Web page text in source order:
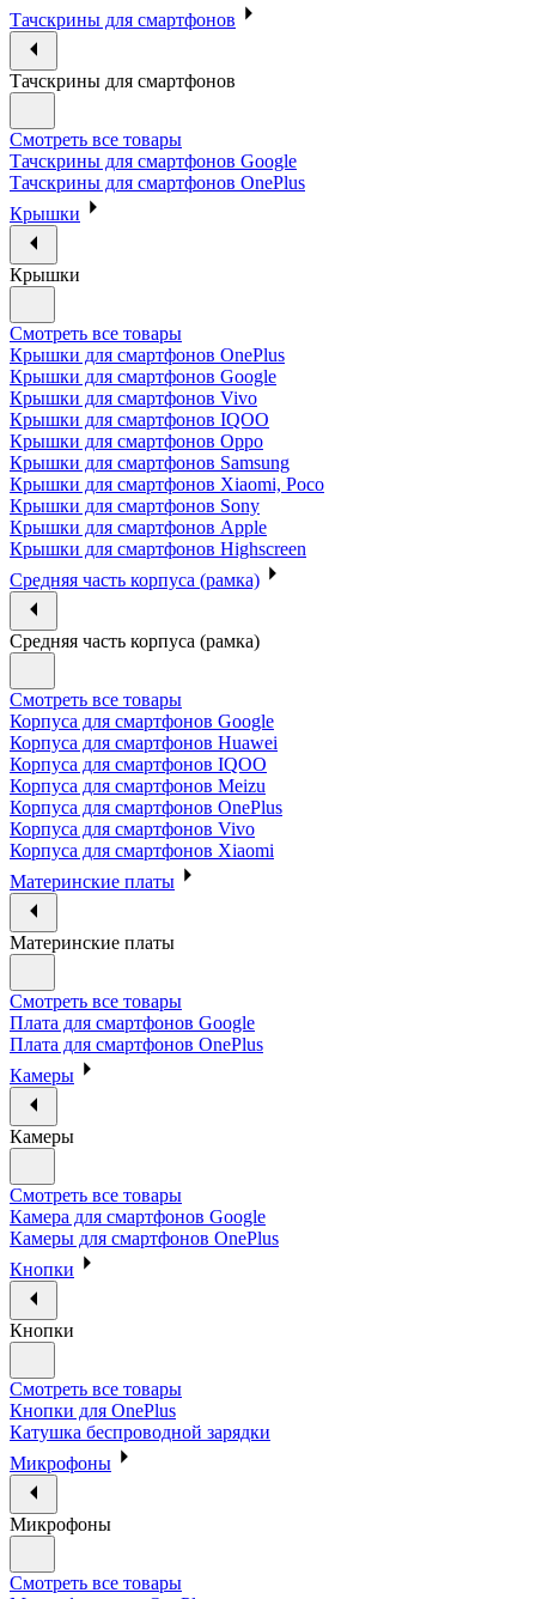
Тачскрины для смартфонов
Тачскрины для смартфонов
Смотреть все товары
Тачскрины для смартфонов Google
Тачскрины для смартфонов OnePlus
Крышки
Крышки
Смотреть все товары
Крышки для смартфонов OnePlus
Крышки для смартфонов Google
Крышки для смартфонов Vivo
Крышки для смартфонов IQOO
Крышки для смартфонов Oppo
Крышки для смартфонов Samsung
Крышки для смартфонов Xiaomi, Poco
Крышки для смартфонов Sony
Крышки для смартфонов Apple
Крышки для смартфонов Highscreen
Средняя часть корпуса (рамка)
Средняя часть корпуса (рамка)
Смотреть все товары
Корпуса для смартфонов Google
Корпуса для смартфонов Huawei
Корпуса для смартфонов IQOO
Корпуса для смартфонов Meizu
Корпуса для смартфонов OnePlus
Корпуса для смартфонов Vivo
Корпуса для смартфонов Xiaomi
Материнские платы
Материнские платы
Смотреть все товары
Плата для смартфонов Google
Плата для смартфонов OnePlus
Камеры
Камеры
Смотреть все товары
Камера для смартфонов Google
Камеры для смартфонов OnePlus
Кнопки
Кнопки
Смотреть все товары
Кнопки для OnePlus
Катушка беспроводной зарядки
Микрофоны
Микрофоны
Смотреть все товары